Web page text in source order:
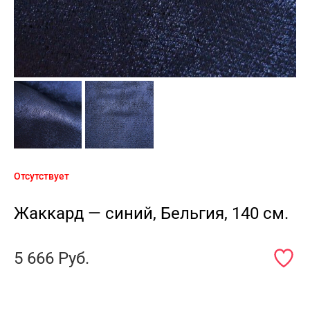
Отсутствует
Жаккард — синий, Бельгия, 140 см.
5 666 Руб.